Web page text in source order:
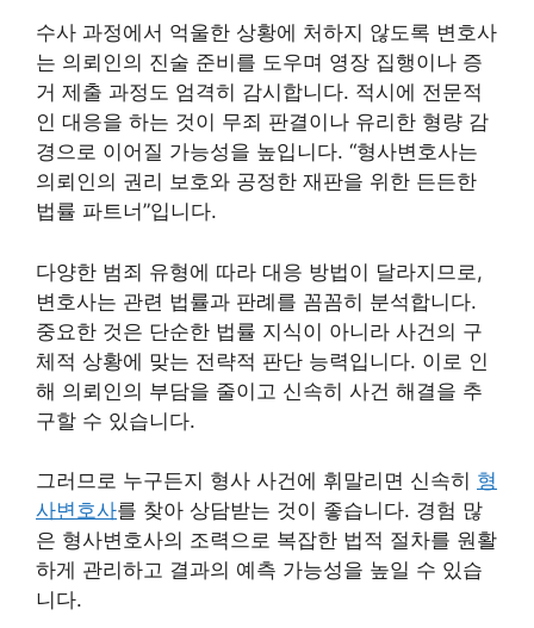
수사 과정에서 억울한 상황에 처하지 않도록 변호사
는 의뢰인의 진술 준비를 도우며 영장 집행이나 증
거 제출 과정도 엄격히 감시합니다. 적시에 전문적
인 대응을 하는 것이 무죄 판결이나 유리한 형량 감
경으로 이어질 가능성을 높입니다. “형사변호사는
의뢰인의 권리 보호와 공정한 재판을 위한 든든한
법률 파트너”입니다.
다양한 범죄 유형에 따라 대응 방법이 달라지므로,
변호사는 관련 법률과 판례를 꼼꼼히 분석합니다.
중요한 것은 단순한 법률 지식이 아니라 사건의 구
체적 상황에 맞는 전략적 판단 능력입니다. 이로 인
해 의뢰인의 부담을 줄이고 신속히 사건 해결을 추
구할 수 있습니다.
그러므로 누구든지 형사 사건에 휘말리면 신속히 형
사변호사를 찾아 상담받는 것이 좋습니다. 경험 많
은 형사변호사의 조력으로 복잡한 법적 절차를 원활
하게 관리하고 결과의 예측 가능성을 높일 수 있습
니다.